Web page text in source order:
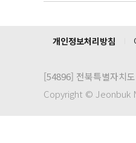
개인정보처리방침
[54896] 전북특별자치
Copyright © Jeonbuk